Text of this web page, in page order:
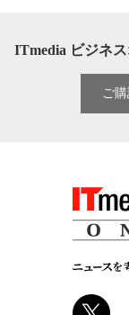
ITmedia ビジネ
ご